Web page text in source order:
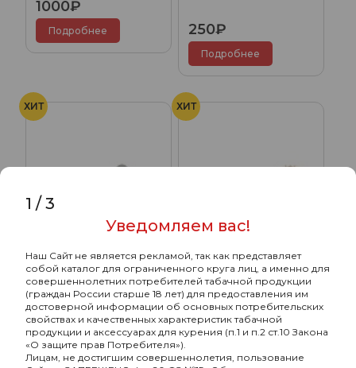
1000₽
Подробнее 250₽
Подробнее
ХИТ
Кольцо под фрукт ESS
400₽
Подробнее
ХИТ
Щетка для чистки
калауда KENDO
240₽
Подробнее
1 /3
Уведомляем вас!
Наш Сайт не является рекламой, так как представляет
собой каталог для ограниченного круга лиц, а именно для
совершеннолетних потребителей табачной продукции
(граждан России старше 18 лет) для предоставления им
достоверной информации об основных потребительских
свойствах и качественных характеристик табачной
продукции и аксессуарах для курения (п.1 и п.2 ст.10 Закона
«О защите прав Потребителя»).
Лицам, не достигшим совершеннолетия, пользование